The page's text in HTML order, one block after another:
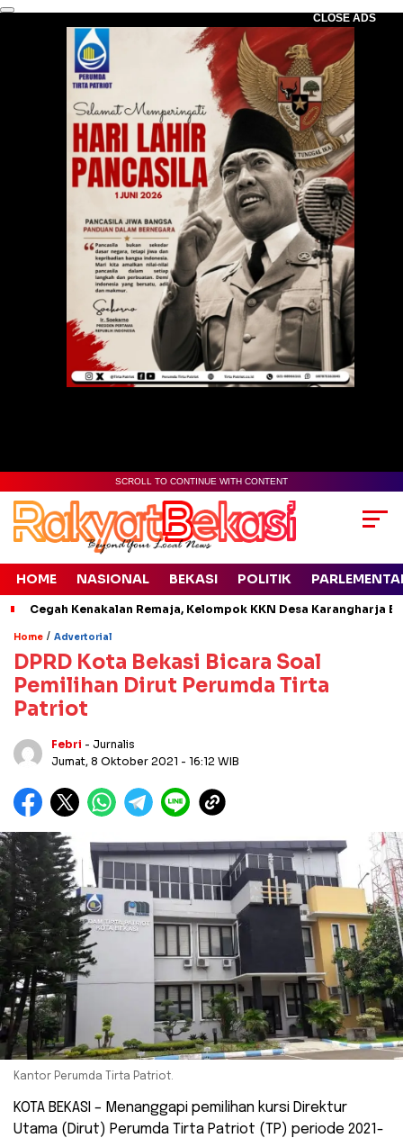
CLOSE ADS
SCROLL TO CONTINUE WITH CONTENT
HOME NASIONAL BEKASI POLITIK
Cegah Kenakalan Remaja, Kelompok KKN Desa Karangharja
Home / Advertorial
DPRD Kota Bekasi Bicara Soal
Pemilihan Dirut Perumda Tirta
Patriot
Febri - Jurnalis
Jumat, 8 Oktober 2021 - 16:12 WIB
Kantor Perumda Tirta Patriot.
KOTA BEKASI – Menanggapi pemilihan kursi Direktur
Utama (Dirut) Perumda Tirta Patriot (TP) periode 2021-